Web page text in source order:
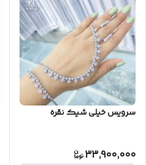
سرویس خیلی شیک نقره
33,900,000